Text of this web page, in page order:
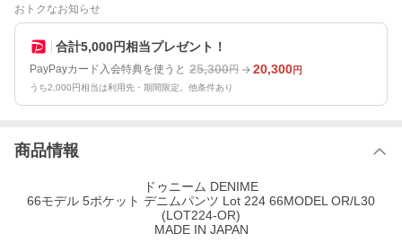
おトクなお知らせ
合計5,000円相当プレゼント！
PayPayカード入会特典を使うと 25,300円 20,300円
うち2,000円相当は利用先・期間限定。他条件あり
商品情報
ドゥニーム DENIME
66モデル 5ポケット デニムパンツ Lot 224 66MODEL OR/L30
(LOT224-OR)
MADE IN JAPAN